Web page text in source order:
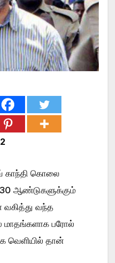
காந்தி கொலை
30 ஆண்டுகளுக்கும்
வந்த
மாதங்களாக பரோல்
வெளியில் தான்